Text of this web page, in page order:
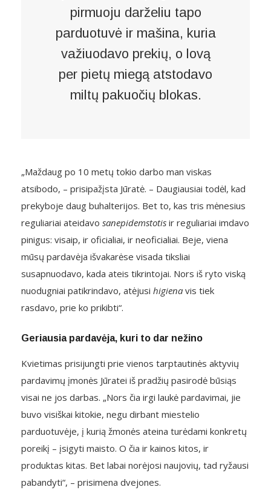
pirmuoju darželiu tapo
parduotuvė ir mašina, kuria
važiuodavo prekių, o lovą
per pietų miegą atstodavo
miltų pakuočių blokas.
„Maždaug po 10 metų tokio darbo man viskas
atsibodo, – prisipažįsta Jūratė. – Daugiausiai todėl, kad
prekyboje daug buhalterijos. Bet to, kas tris mėnesius
reguliariai ateidavo sanepidemstotis ir reguliariai imdavo
pinigus: visaip, ir oficialiai, ir neoficialiai. Beje, viena
mūsų pardavėja išvakarėse visada tiksliai
susapnuodavo, kada ateis tikrintojai. Nors iš ryto viską
nuodugniai patikrindavo, atėjusi higiena vis tiek
rasdavo, prie ko prikibti“.
Geriausia pardavėja, kuri to dar nežino
Kvietimas prisijungti prie vienos tarptautinės aktyvių
pardavimų įmonės Jūratei iš pradžių pasirodė būsiąs
visai ne jos darbas. „Nors čia irgi laukė pardavimai, jie
buvo visiškai kitokie, negu dirbant miestelio
parduotuvėje, į kurią žmonės ateina turėdami konkretų
poreikį – įsigyti maisto. O čia ir kainos kitos, ir
produktas kitas. Bet labai norėjosi naujovių, tad ryžausi
pabandyti“, – prisimena dvejones.